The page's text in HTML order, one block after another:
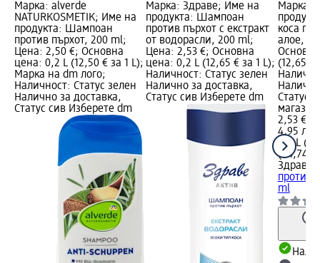
Марка: alverde
NATURKOSMETIK; Име на
продукта: Шампоан
против пърхот, 200 ml;
Цена: 2,50 €; Основна
цена: 0,2 L (12,50 € за 1 L);
Марка на dm лого;
Наличност: Статус зелен
Налично за доставка,
Статус сив Изберете dm
Марка: Здраве; Име на
продукта: Шампоан
против пърхот с екстракт
от водорасли, 200 ml;
Цена: 2,53 €; Основна
цена: 0,2 L (12,65 € за 1 L);
Наличност: Статус зелен
Налично за доставка,
Статус сив Изберете dm
Марка:
коса
алое,
(12,65 €
Статус
магазин
2,53 €
4,95 лв.
0,2 L
(24,74
Здраве
против
ml